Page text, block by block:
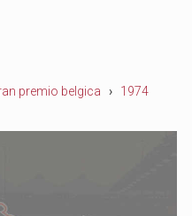
premio belgica 1974